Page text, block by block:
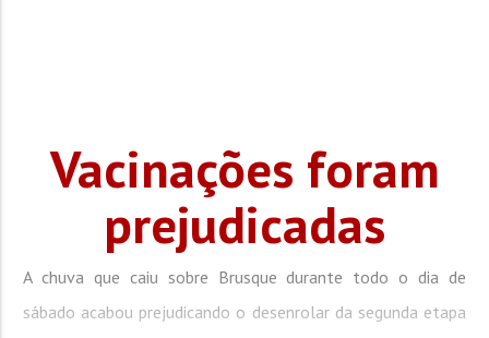
Vacinações foram
prejudicadas
A chuva que caiu sobre Brusque durante todo o dia de
sábado acabou prejudicando o desenrolar da segunda etapa